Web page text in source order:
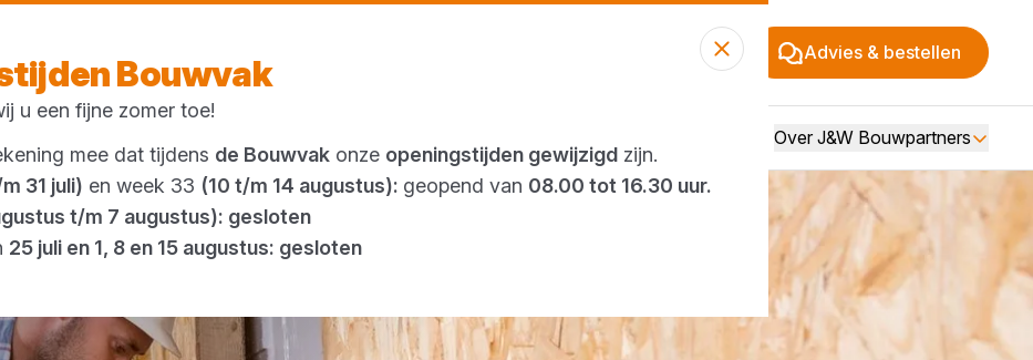
Advies & bestellen
Over J&W Bouwpartners
Bouwvak
u een fijne zomer toe!
mee dat tijdens de Bouwvak onze openingstijden gewijzigd zijn.
31 juli) en week 33 (10 t/m 14 augustus): geopend van 08.00 tot 16.30 uur.
t/m 7 augustus): gesloten
25 juli en 1, 8 en 15 augustus: gesloten